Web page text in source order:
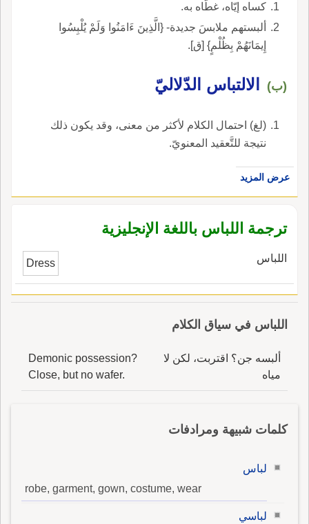
كساه إيّاه، غطّاه به.
ألبستهم ملابسَ جديدة- {الَّذِينَ ءَامَنُوا وَلَمْ يُلْبِسُوا
إِيمَانَهُمْ بِظُلْمٍ} [ق].
(ب) الالتباس الدّلاليّ
(لغ) احتمال الكلام لأكثر من معنى، وقد يكون ذلك
نتيجة للتَّعقيد المعنويّ.
عرض المزيد
ترجمة اللباس باللغة الإنجليزية
اللباس Dress
اللباس في سياق الكلام
ألبسه جن؟ اقتربت، لكن لا
مياه
Demonic possession?
Close, but no wafer.
كلمات شبيهة ومرادفات
لباس
robe, garment, gown, costume, wear
لباسي